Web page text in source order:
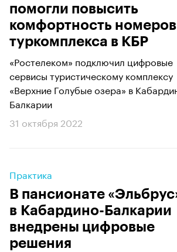
помогли повысить
комфортность номеров
туркомплекса в КБР
«Ростелеком» подключил цифровые
сервисы туристическому комплексу
«Верхние Голубые озера» в
Балкарии
31 октября 2022
Практика
В пансионате
в Кабардино-Балкарии
внедрены цифровые
решения